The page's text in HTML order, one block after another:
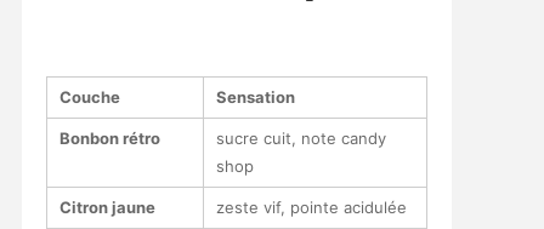
Couche Sensation
Bonbon rétro
sucre cuit, note candy
shop
Citron jaune zeste vif, pointe acidulée